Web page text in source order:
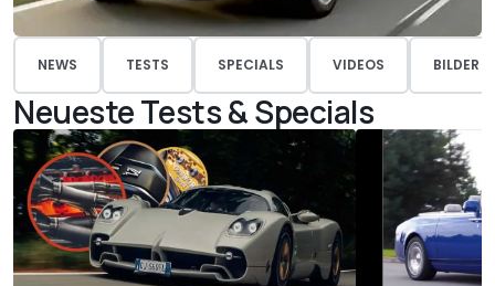
NEWS TESTS SPECIALS VIDEOS BILDER
Neueste Tests & Specials